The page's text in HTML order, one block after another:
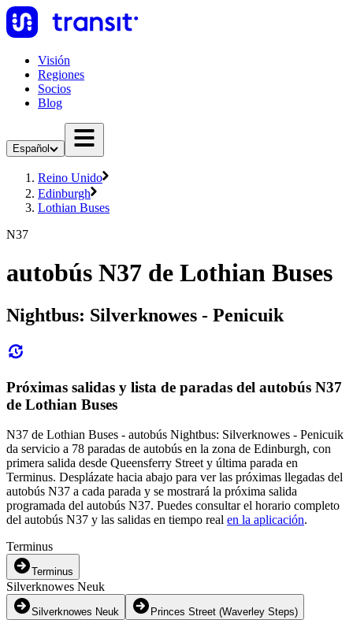
Visión
Regiones
Socios
Blog
Español
Reino Unido
Edinburgh
Lothian Buses
N37
autobús N37 de Lothian Buses
Nightbus: Silverknowes - Penicuik
Próximas salidas y lista de paradas del autobús N37
de Lothian Buses
N37 de Lothian Buses - autobús Nightbus: Silverknowes - Penicuik
da servicio a 78 paradas de autobús en la zona de Edinburgh, con
primera salida desde Queensferry Street y última parada en
Terminus. Desplázate hacia abajo para ver las próximas llegadas del
autobús N37 a cada parada y se mostrará la próxima salida
programada del autobús N37. Puedes consultar el horario completo
del autobús N37 y las salidas en tiempo real en la aplicación.
Terminus
Terminus
Silverknowes Neuk
Silverknowes Neuk Princes Street (Waverley Steps)